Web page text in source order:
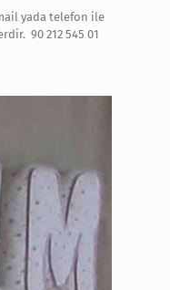
yada telefon ile
90 212 545 01